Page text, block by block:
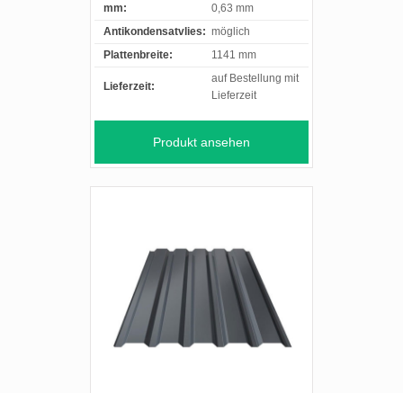
mm:
0,63 mm
Antikondensatvlies: möglich
Plattenbreite:
1141 mm
Lieferzeit:
auf Bestellung mit
Lieferzeit
Produkt ansehen